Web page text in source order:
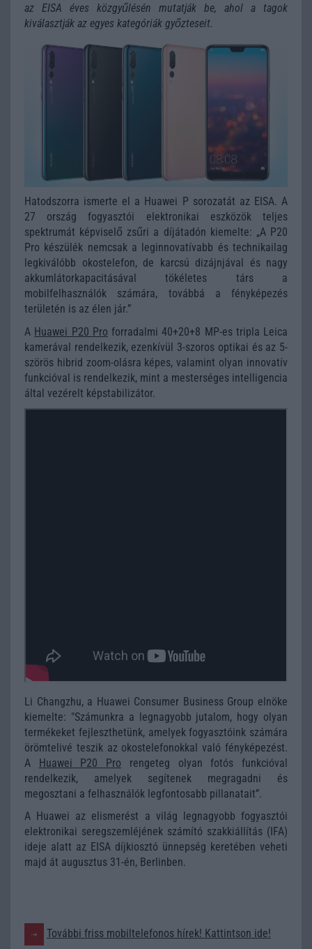
az EISA éves közgyűlésén mutatják be, ahol a tagok
kiválasztják az egyes kategóriák győzteseit.
Hatodszorra ismerte el a Huawei P sorozatát az EISA. A
27 ország fogyasztói elektronikai eszközök teljes
spektrumát képviselő zsűri a díjátadón kiemelte: „A P20
Pro készülék nemcsak a leginnovatívabb és technikailag
legkiválóbb okostelefon, de karcsú dizájnjával és nagy
akkumlátorkapacitásával tökéletes társ a
mobilfelhasználók számára, továbbá a fényképezés
területén is az élen jár.”
A Huawei P20 Pro forradalmi 40+20+8 MP-es tripla Leica
kamerával rendelkezik, ezenkívül 3-szoros optikai és az 5-
szörös hibrid zoom-olásra képes, valamint olyan innovatív
funkcióval is rendelkezik, mint a mesterséges intelligencia
által vezérelt képstabilizátor.
Li Changzhu, a Huawei Consumer Business Group elnöke
kiemelte: "Számunkra a legnagyobb jutalom, hogy olyan
termékeket fejleszthetünk, amelyek fogyasztóink számára
örömtelivé teszik az okostelefonokkal való fényképezést.
A Huawei P20 Pro rengeteg olyan fotós funkcióval
rendelkezik, amelyek segítenek megragadni és
megosztani a felhasználók legfontosabb pillanatait”.
A Huawei az elismerést a világ legnagyobb fogyasztói
elektronikai seregszemléjének számító szakkiállítás (IFA)
ideje alatt az EISA díjkiosztó ünnepség keretében veheti
majd át augusztus 31-én, Berlinben.
További friss mobiltelefonos hírek! Kattintson ide!